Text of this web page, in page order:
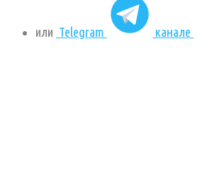
или Telegram канале